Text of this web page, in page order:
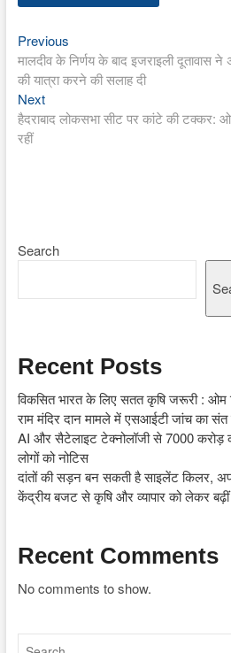
Post
navigation
PreviousPrevious
post:
मालदीव के निर्णय के बाद इजराइली दूतावास
की यात्रा करने की सलाह दी
NextNext
post:
हैदराबाद लोकसभा सीट पर कांटे की टक्कर:
रहीं
Search
Recent Posts
विकसित भारत के लिए सतत कृषि जरूरी : ओम
राम मंदिर दान मामले में एसआईटी जांच का संत
AI और सैटेलाइट टेक्नोलॉजी से 7000 करोड़
लोगों को नोटिस
दांतों की सड़न बन सकती है साइलेंट किलर,
केंद्रीय बजट से कृषि और व्यापार को लेकर बढ़ीं
Recent Comments
No comments to show.